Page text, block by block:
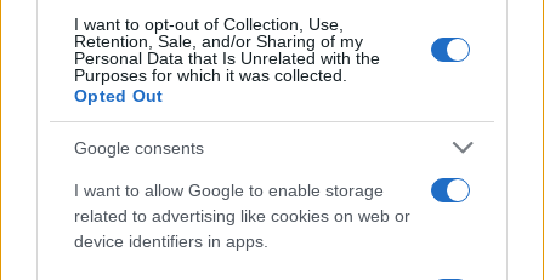
I want to opt-out of Collection, Use,
Retention, Sale, and/or Sharing of my
Personal Data that Is Unrelated with the
Purposes for which it was collected.
Opted Out
Google consents
I want to allow Google to enable storage
related to advertising like cookies on web or
device identifiers in apps.
fissato al 4 marzo, erano molti di più dei
settantasei (una vera eternità, comunque) che
passeranno dal 5 novembre 2024 al 20 gennaio
2025.
Mauro della Porta Raffo, 27 giugno 2024